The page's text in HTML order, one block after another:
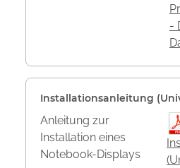
-
Installationsanleitung
Anleitung zur
Installation eines
Notebook-Displays